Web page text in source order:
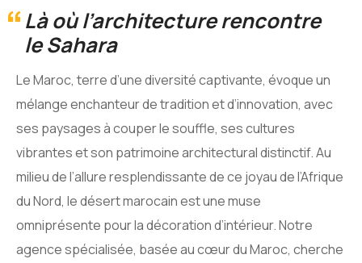
Là où l’architecture rencontre
le Sahara
Le Maroc, terre d’une diversité captivante, évoque un
mélange enchanteur de tradition et d’innovation, avec
ses paysages à couper le souffle, ses cultures
vibrantes et son patrimoine architectural distinctif. Au
milieu de l’allure resplendissante de ce joyau de l’Afrique
du Nord, le désert marocain est une muse
omniprésente pour la décoration d’intérieur. Notre
agence spécialisée, basée au cœur du Maroc, cherche